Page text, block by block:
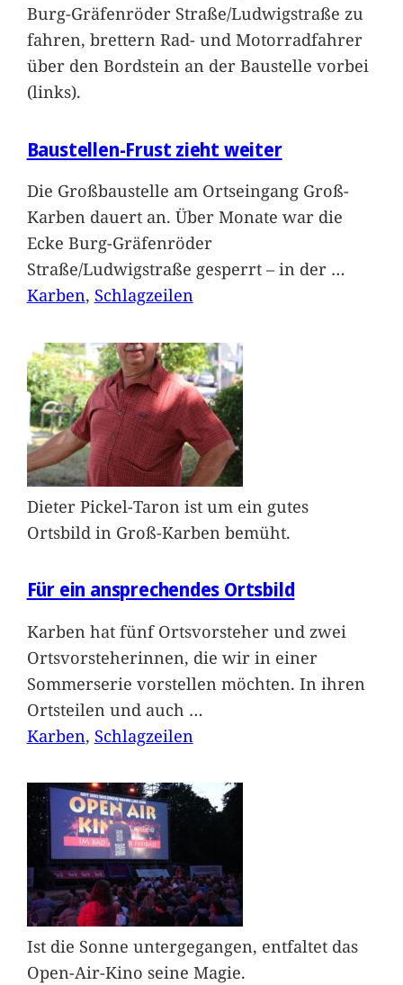
Burg-Gräfenröder Straße/Ludwigstraße zu
fahren, brettern Rad- und Motorradfahrer
über den Bordstein an der Baustelle vorbei
(links).
Baustellen-Frust zieht weiter
Die Großbaustelle am Ortseingang Groß-
Karben dauert an. Über Monate war die
Ecke Burg-Gräfenröder
Straße/Ludwigstraße gesperrt – in der …
Karben, Schlagzeilen
Dieter Pickel-Taron ist um ein gutes
Ortsbild in Groß-Karben bemüht.
Für ein ansprechendes Ortsbild
Karben hat fünf Ortsvorsteher und zwei
Ortsvorsteherinnen, die wir in einer
Sommerserie vorstellen möchten. In ihren
Ortsteilen und auch …
Karben, Schlagzeilen
Ist die Sonne untergegangen, entfaltet das
Open-Air-Kino seine Magie.